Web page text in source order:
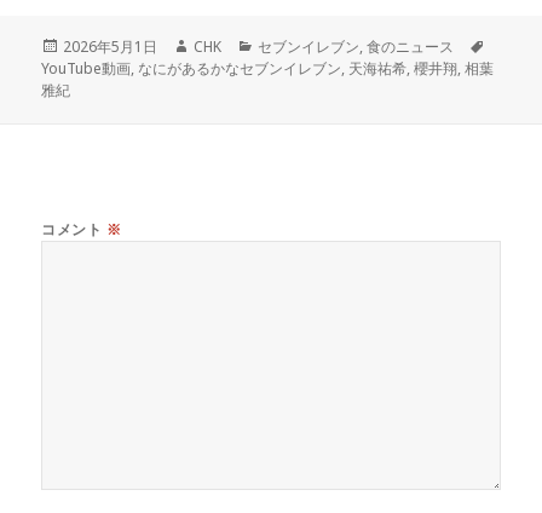
投
稿
日:
2026年5月1日
作
成
CHK
カ
テ
セブンイレブン,食のニュース
グ
YouTube動画, なにがあるかなセブンイレブン, 天海祐希,櫻井翔,相葉
雅紀
コメント ※